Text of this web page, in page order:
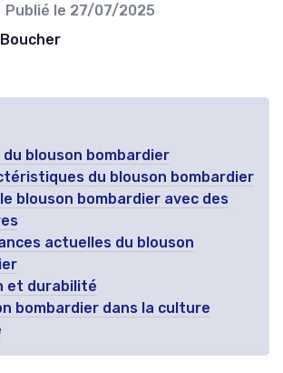
Publié le 27/07/2025
blouson bombardier
du blouson bombardier
blouson bombardier avec des
actuelles du blouson
et durabilité
bombardier dans la culture